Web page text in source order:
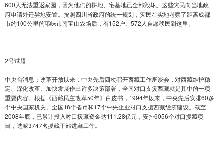
600人无法重返家园，因为他们的耕地、宅基地已全部毁坏。这些灾民向当地政
府申请外迁异地安置。按照四川省政府的统一规划，灾民在实地考察了距离成都
市约100公里的邛崃市南宝山农场后，有152户、572人自愿移民到这里。
2号试题
中央台消息：改革开放以来，中央先后四次召开西藏工作座谈会，对西藏维护稳
定、深化改革、加快发展作出许多决策部署，全国对口支援西藏就是其中的一项
重要内容。根据《西藏民主改革50年》白皮书，1994年以来，中央先后安排60多
个中央国家机关、全国18个省市和17个中央企业对口支援西藏经济建设。截至
2008年底，已累计投入对口援藏资金达111.28亿元，安排6056个对口援藏项
目，选派3747名援藏干部进藏工作。